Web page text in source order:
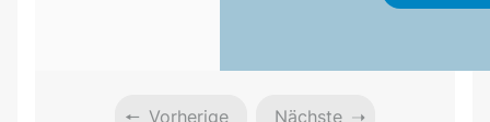
Vorherige Nächste